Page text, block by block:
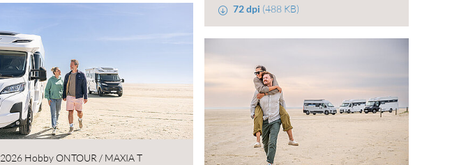
72 dpi (488 KB)
2026 Hobby ONTOUR / MAXIA T